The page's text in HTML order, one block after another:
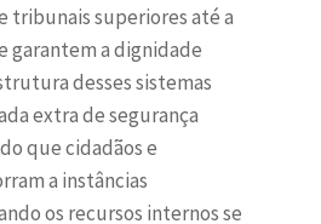
tribunais superiores até a
garantem a dignidade
desses sistemas
extra de segurança
que cidadãos e
a instâncias
os recursos internos se